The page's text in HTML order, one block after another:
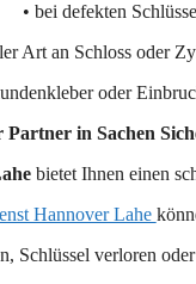
• bei defekten
Art an Schloss oder
oder
Partner in Sachen
bietet Ihnen einen
Hannover Lahe
Schlüssel verloren